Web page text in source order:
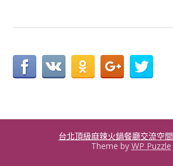
台北頂級麻辣火鍋餐廳交流空間
Theme by WP Puzzle